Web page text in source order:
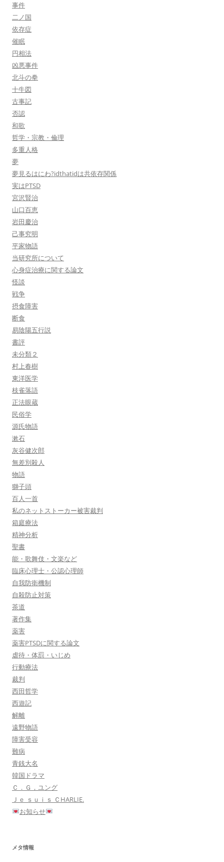
事件
二ノ国
依存症
催眠
円相法
凶悪事件
北斗の拳
十牛図
古事記
否認
和歌
哲学・宗教・倫理
多重人格
夢
夢見るはにわ?idthatidは共依存関係
実はPTSD
宮沢賢治
山口百恵
岩田慶治
己事究明
平家物語
当研究所について
心身症治療に関する論文
怪談
戦争
摂食障害
断食
易陰陽五行説
書評
未分類２
村上春樹
東洋医学
枝雀落語
正法眼蔵
民俗学
源氏物語
漱石
灰谷健次郎
無差別殺人
物語
獅子頭
百人一首
私のネットストーカー被害裁判
箱庭療法
精神分析
聖書
能・歌舞伎・文楽など
臨床心理士・公認心理師
自我防衛機制
自殺防止対策
茶道
著作集
薬害
薬害PTSDに関する論文
虐待・体罰・いじめ
行動療法
裁判
西田哲学
西遊記
解離
遠野物語
障害受容
難病
青銭大名
韓国ドラマ
Ｃ．Ｇ，ユング
Ｊｅ ｓｕｉｓ ＣHARLIE.
お知らせ
メタ情報